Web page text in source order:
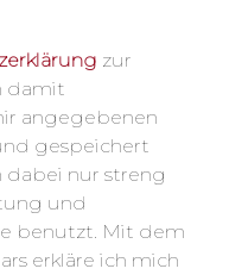
zur
damit
angegebenen
gespeichert
dabei nur streng
und
benutzt. Mit dem
erkläre ich mich